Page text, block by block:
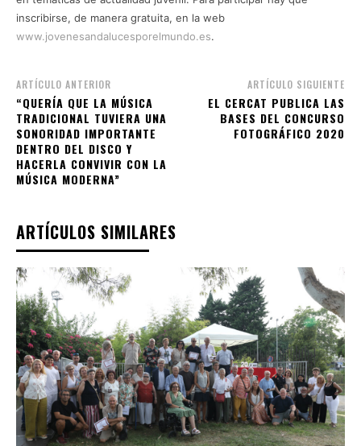
inscribirse, de manera gratuita, en la web
www.jovenesandalucesporelmundo.es.
ARTÍCULO ANTERIOR
“QUERÍA QUE LA MÚSICA
TRADICIONAL TUVIERA UNA
SONORIDAD IMPORTANTE
DENTRO DEL DISCO Y
HACERLA CONVIVIR CON LA
MÚSICA MODERNA”
ARTÍCULO SIGUIENTE
EL CERCAT PUBLICA LAS
BASES DEL CONCURSO
FOTOGRÁFICO 2020
ARTÍCULOS SIMILARES